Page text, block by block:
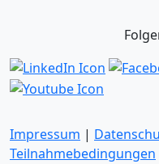
Impressum |
Teilnahmebedingungen